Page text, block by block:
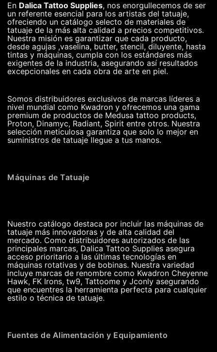
En Dalica Tattoo Supplies, nos enorgullecemos de ser
un referente esencial para los artistas del tatuaje,
ofreciendo un catálogo selecto de materiales de
tatuaje de la más alta calidad a precios competitivos.
Nuestra misión es garantizar que cada producto,
desde agujas ,vaselina, butter, stencil, diluyente, hasta
tintas y máquinas, cumpla con los estándares más
exigentes de la industria, asegurando así resultados
excepcionales en cada obra de arte en piel.
Somos distribuidores exclusivos de marcas líderes a
nivel mundial como Kwadron y ofrecemos una gama
premium de productos de Medusa tattoo products,
Proton, Dinamyc, Radiant, Spirit entre otros. Nuestra
selección meticulosa garantiza que solo lo mejor en
suministros de tatuaje llegue a tus manos.
Máquinas de Tatuaje
Nuestro catálogo destaca por incluir las máquinas de
tatuaje más innovadoras y de alta calidad del
mercado. Como distribuidores autorizados de las
principales marcas, Dalica Tattoo Supplies asegura
acceso prioritario a las últimas tecnologías en
máquinas rotativas y de bobinas. Nuestra variedad
incluye marcas de renombre como Kwadron Cheyenne
Hawk, FK Irons, tw9, Tattoome y Jconly asegurando
que encuentres la herramienta perfecta para cualquier
estilo o técnica de tatuaje.
Fuentes de Alimentación y Equipamiento